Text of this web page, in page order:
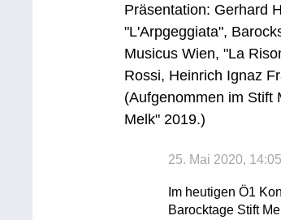
Präsentation: Gerhard
"L'Arpgeggiata",
Musicus Wien, "La
Rossi, Heinrich Ignaz
(Aufgenommen im Stift
Melk" 2019.)
25. Mai 2020, 14:05
Im heutigen Ö1
Barocktage Stift